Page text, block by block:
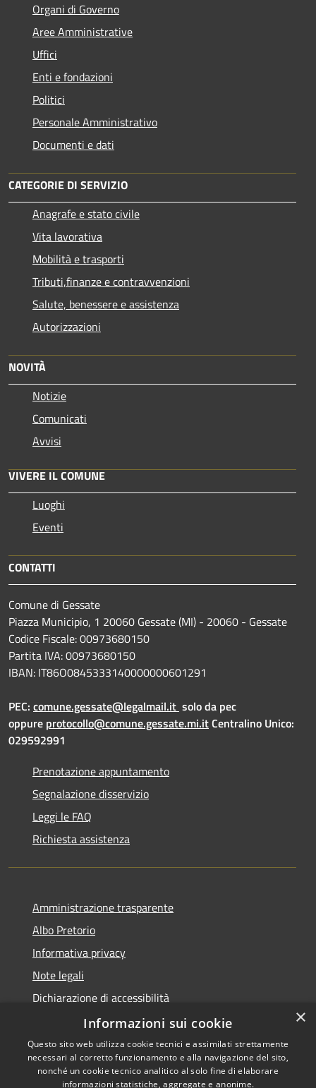
Organi di Governo
Aree Amministrative
Uffici
Enti e fondazioni
Politici
Personale Amministrativo
Documenti e dati
CATEGORIE DI SERVIZIO
Anagrafe e stato civile
Vita lavorativa
Mobilità e trasporti
Tributi,finanze e contravvenzioni
Salute, benessere e assistenza
Autorizzazioni
NOVITÀ
Notizie
Comunicati
Avvisi
VIVERE IL COMUNE
Luoghi
Eventi
CONTATTI
Comune di Gessate
Piazza Municipio, 1 20060 Gessate (MI) - 20060 - Gessate
Codice Fiscale: 00973680150
Partita IVA: 00973680150
IBAN: IT86O0845333140000000601291
PEC: comune.gessate@legalmail.it solo da pec
oppure protocollo@comune.gessate.mi.itCentralino Unico:
029592991
Prenotazione appuntamento
Segnalazione disservizio
Leggi le FAQ
Richiesta assistenza
Amministrazione trasparente
Albo Pretorio
Informativa privacy
Note legali
Dichiarazione di accessibilità
Dichiarazione di accessibilità dal 2025
×
Informazioni sui cookie
Questo sito web utilizza cookie tecnici e assimilati strettamente
necessari al corretto funzionamento e alla navigazione del sito,
nonché un cookie tecnico analitico al solo fine di elaborare
informazioni statistiche, aggregate e anonime.